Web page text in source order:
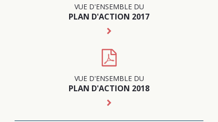
VUE D'ENSEMBLE DU
PLAN D'ACTION 2017
VUE D'ENSEMBLE DU
PLAN D'ACTION 2018